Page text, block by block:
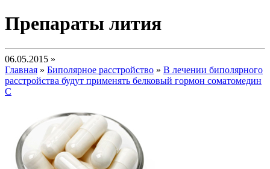
Препараты лития
06.05.2015 »
Главная » Биполярное расстройство » В лечении биполярного
расстройства будут применять белковый гормон соматомедин
С